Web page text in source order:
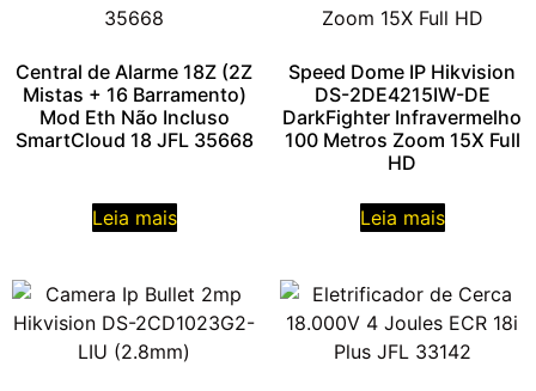
Central de Alarme 18Z (2Z
Mistas + 16 Barramento)
Mod Eth Não Incluso
SmartCloud 18 JFL 35668
Leia mais
Speed Dome IP Hikvision
DS-2DE4215IW-DE
DarkFighter Infravermelho
100 Metros Zoom 15X Full
HD
Leia mais